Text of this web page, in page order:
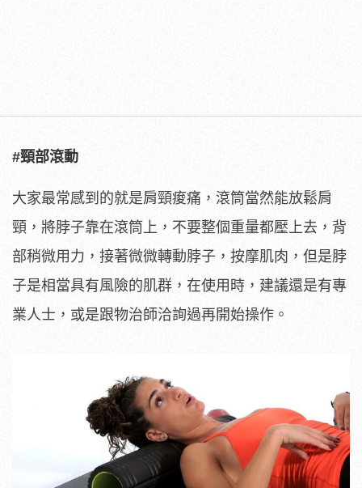
#頸部滾動
大家最常感到的就是肩頸痠痛，滾筒當然能放鬆肩
頸，將脖子靠在滾筒上，不要整個重量都壓上去，背
部稍微用力，接著微微轉動脖子，按摩肌肉，但是脖
子是相當具有風險的肌群，在使用時，建議還是有專
業人士，或是跟物治師洽詢過再開始操作。